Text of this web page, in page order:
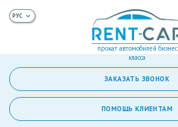
прокат автомобилей бизнес
класса
ЗАКАЗАТЬ ЗВОНОК
ПОМОЩЬ КЛИЕНТАМ